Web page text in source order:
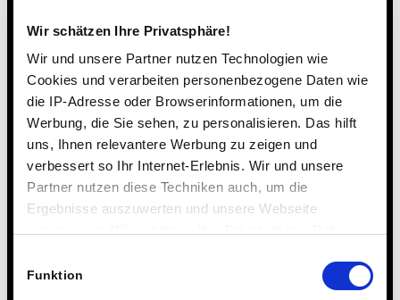
Wir schätzen Ihre Privatsphäre!
Wir und unsere Partner nutzen Technologien wie
Cookies und verarbeiten personenbezogene Daten wie
die IP-Adresse oder Browserinformationen, um die
Werbung, die Sie sehen, zu personalisieren. Das hilft
uns, Ihnen relevantere Werbung zu zeigen und
verbessert so Ihr Internet-Erlebnis. Wir und unsere
Partner nutzen diese Techniken auch, um die
Ergebnisse auszuwerten und unsere Webseite
Technologien.
Funktion
lassen. Damit hatten die Schülerinnen und Schüler des
Steinmühlenjahrgangs 12 auch ohnehin kein Problem, wie
es schien. Der Info-Stand des heimischen Geldinstituts
beim Rotary-Berufsinformationstag an der Steinmühle war
durchgehend gut besetzt. Bankkaufmann – ein Beruf mit
vielen Perspektiven, und wer hätte das besser bestätigen
Landtagsabgeordnete Dirk Bamberger (CDU), der in jenem